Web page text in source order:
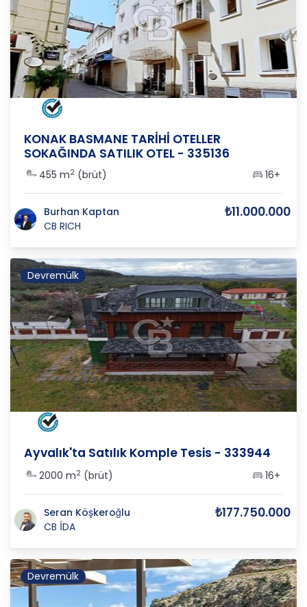
KONAK BASMANE TARİHİ OTELLER
SOKAĞINDA SATILIK OTEL - 335136
455 m2 (brüt) 16+
Burhan Kaptan
CB RICH
₺11.000.000
Devremülk
Ayvalık'ta Satılık Komple Tesis - 333944
2000 m2 (brüt) 16+
Seran Köşkeroğlu
CB İDA
₺177.750.000
Devremülk